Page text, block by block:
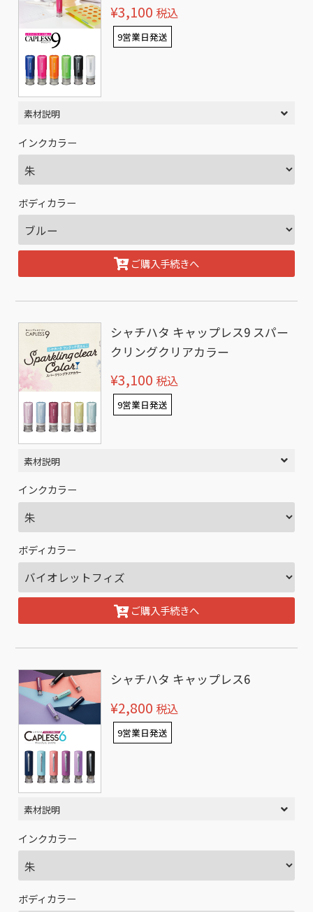
¥3,100 税込
9営業日発送
素材説明
インクカラー
ボディカラー
ご購入手続きへ
シャチハタ キャップレス9 スパー
クリングクリアカラー
¥3,100 税込
9営業日発送
素材説明
インクカラー
ボディカラー
ご購入手続きへ
シャチハタ キャップレス6
¥2,800 税込
9営業日発送
素材説明
インクカラー
ボディカラー